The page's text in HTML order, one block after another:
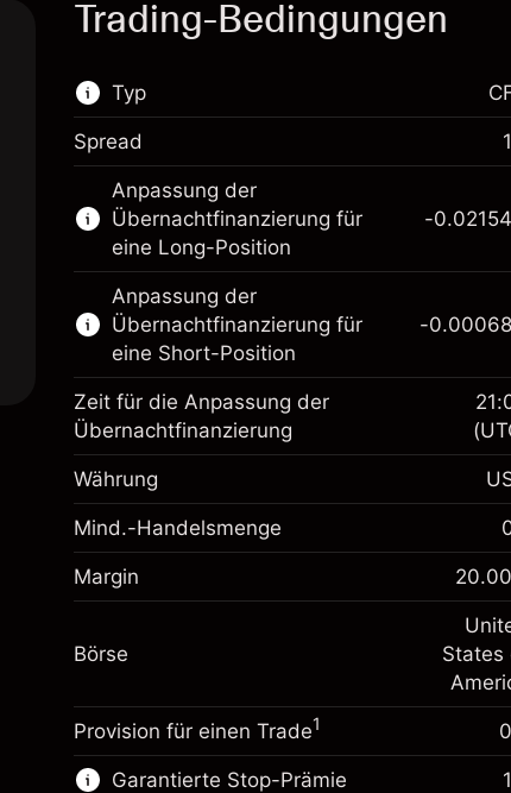
Trading-Bedingungen
Typ
Dieser Finanzmarkt steht für das CFD-
zur Verfügung.
Erfahren Sie mehr über:
CFDs
Spread
Anpassung der
Übernachtfinanzierung für
eine Long-Position
Margin. Ihre Investition
Anpassung der
Übernachtfinanzierung
Gebühren aus fremdfinanzierten
Positionswert
-
Positionsgröße mit Hebelwirkung ~
$4,000.00
Zur Plattform
-0.02154
Anpassung der
Übernachtfinanzierung für
eine Short-Position
Margin. Ihre Investition
Positionswert
-
Positionsgröße mit Hebelwirkung ~
Geld aus Hebelwirkung ~ $
-0.00068
Zeit für die Anpassung der
Übernachtfinanzierung
Währung
Mind.-Handelsmenge
Margin 20.00
Börse
States
Provision für einen Trade1
Garantierte Stop-Prämie 1